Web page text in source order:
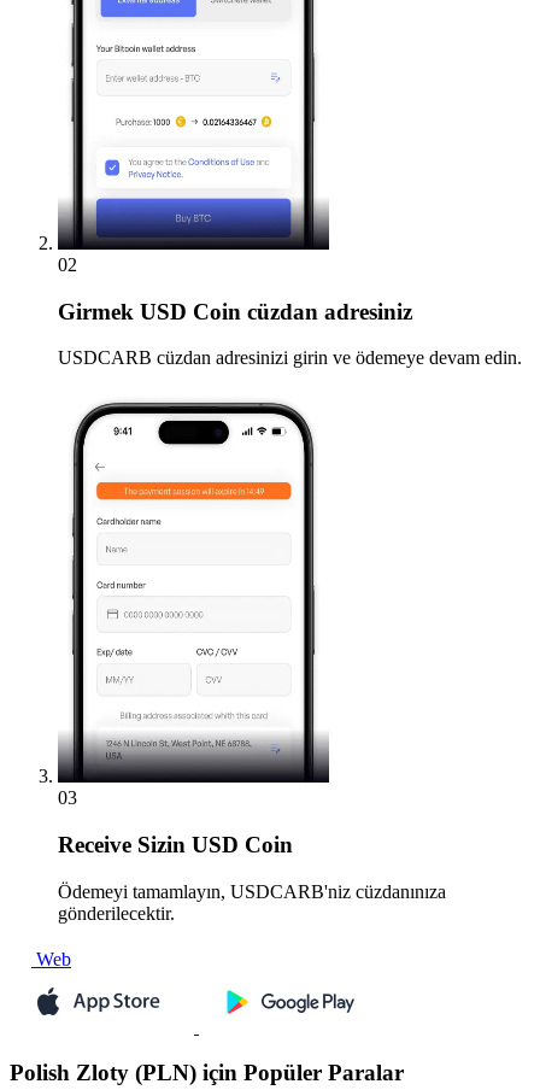
02
Girmek USD Coin cüzdan adresiniz
USDCARB cüzdan adresinizi girin ve ödemeye devam edin.
03
Receive Sizin USD Coin
Ödemeyi tamamlayın, USDCARB'niz cüzdanınıza
gönderilecektir.
Web
Polish Zloty (PLN) için Popüler Paralar